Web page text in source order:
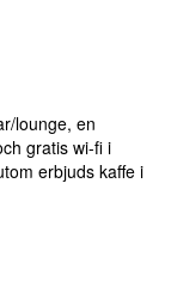
lounge, en
gratis wi-fi i
erbjuds kaffe i